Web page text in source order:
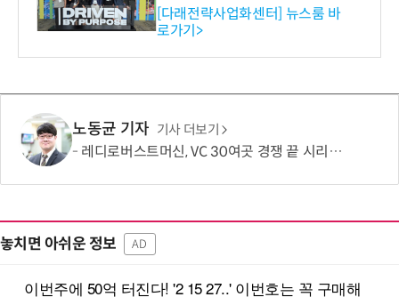
와의 비즈니스 미팅 지원…K
-바이오 해외 진출 교두보 확
보
[다래전략사업화센터] 뉴스룸 바
로가기>
노동균 기자 기사 더보기
레디로버스트머신, VC 30여곳 경쟁 끝 시리즈B 134억 유치…누적 229억
놓치면 아쉬운 정보 AD